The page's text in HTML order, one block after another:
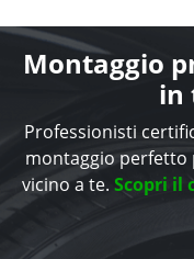
Montaggio
in
Professionisti
montaggio perfetto
vicino a te. Scopri il